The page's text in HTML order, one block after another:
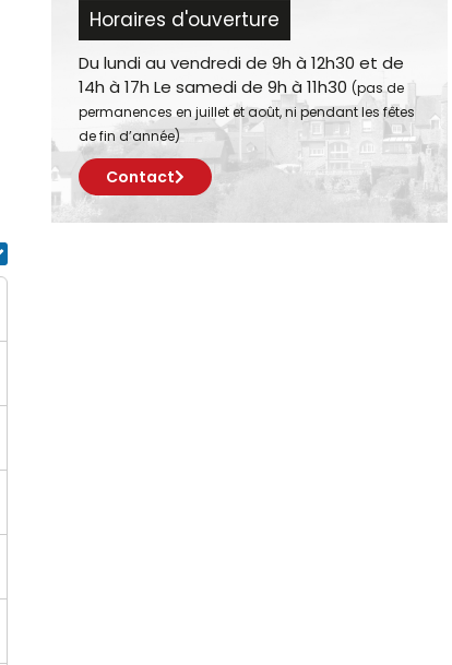
Horaires d'ouverture
Du lundi au vendredi de 9h à 12h30 et de
14h à 17h Le samedi de 9h à 11h30 (pas de
permanences en juillet et août, ni pendant les fêtes
de fin d’année)
Contact